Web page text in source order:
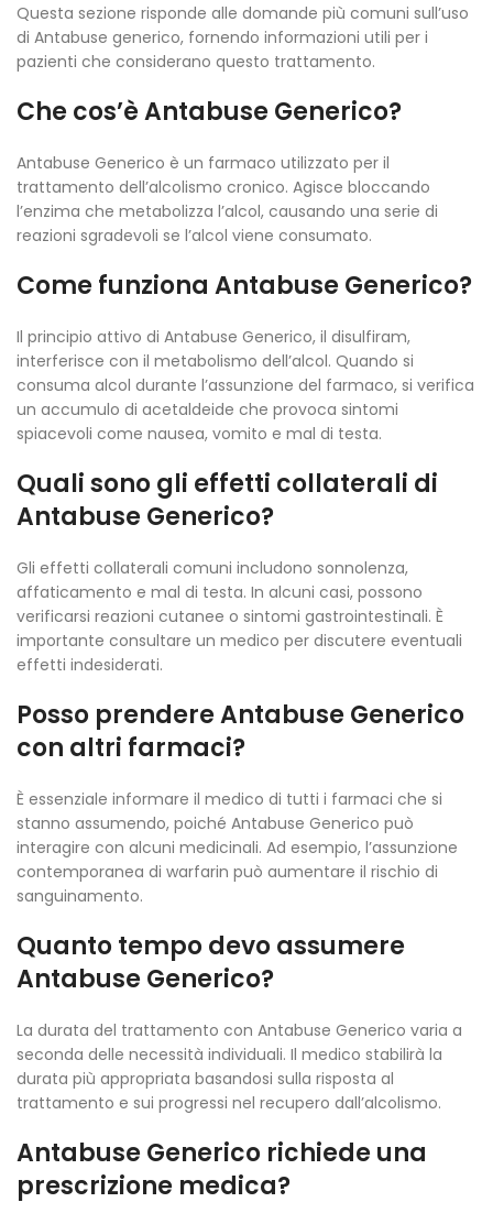
Questa sezione risponde alle domande più comuni sull’uso
di Antabuse generico, fornendo informazioni utili per i
pazienti che considerano questo trattamento.
Che cos’è Antabuse Generico?
Antabuse Generico è un farmaco utilizzato per il
trattamento dell’alcolismo cronico. Agisce bloccando
l’enzima che metabolizza l’alcol, causando una serie di
reazioni sgradevoli se l’alcol viene consumato.
Come funziona Antabuse Generico?
Il principio attivo di Antabuse Generico, il disulfiram,
interferisce con il metabolismo dell’alcol. Quando si
consuma alcol durante l’assunzione del farmaco, si verifica
un accumulo di acetaldeide che provoca sintomi
spiacevoli come nausea, vomito e mal di testa.
Quali sono gli effetti collaterali di
Antabuse Generico?
Gli effetti collaterali comuni includono sonnolenza,
affaticamento e mal di testa. In alcuni casi, possono
verificarsi reazioni cutanee o sintomi gastrointestinali. È
importante consultare un medico per discutere eventuali
effetti indesiderati.
Posso prendere Antabuse Generico
con altri farmaci?
È essenziale informare il medico di tutti i farmaci che si
stanno assumendo, poiché Antabuse Generico può
interagire con alcuni medicinali. Ad esempio, l’assunzione
contemporanea di warfarin può aumentare il rischio di
sanguinamento.
Quanto tempo devo assumere
Antabuse Generico?
La durata del trattamento con Antabuse Generico varia a
seconda delle necessità individuali. Il medico stabilirà la
durata più appropriata basandosi sulla risposta al
trattamento e sui progressi nel recupero dall’alcolismo.
Antabuse Generico richiede una
prescrizione medica?